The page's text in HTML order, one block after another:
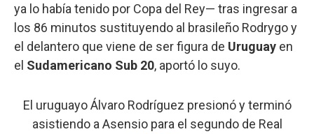
ya lo había tenido por Copa del Rey— tras ingresar a
los 86 minutos sustituyendo al brasileño Rodrygo y
el delantero que viene de ser figura de Uruguay en
el Sudamericano Sub 20, aportó lo suyo.
El uruguayo Álvaro Rodríguez presionó y terminó
asistiendo a Asensio para el segundo de Real